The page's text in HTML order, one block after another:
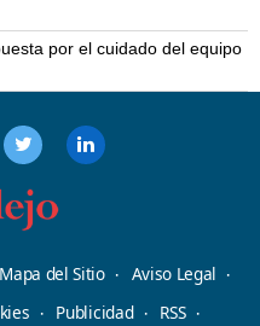
por el cuidado del equipo
Mapa del Sitio
Aviso Legal
Publicidad
RSS